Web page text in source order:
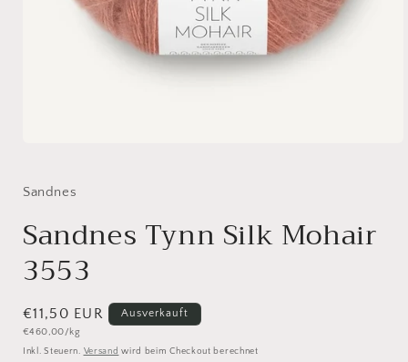
Modal
Sandnes
Sandnes Tynn Silk Mohair
3553
Normaler
Preis
€11,50 EUR
Grundpreis
€460,00/kg
Ausverkauft
Inkl. Steuern. Versand wird beim Checkout berechnet